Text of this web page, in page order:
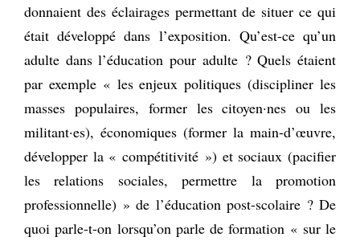
donnaient des éclairages permettant de situer ce qui
était développé dans l’exposition. Qu’est-ce qu’un
adulte dans l’éducation pour adulte ? Quels étaient
par exemple « les enjeux politiques (discipliner les
masses populaires, former les citoyen·nes ou les
militant·es), économiques (former la main-d’œuvre,
développer la « compétitivité ») et sociaux (pacifier
les relations sociales, permettre la promotion
professionnelle) » de l’éducation post-scolaire ? De
quoi parle-t-on lorsqu’on parle de formation « sur le